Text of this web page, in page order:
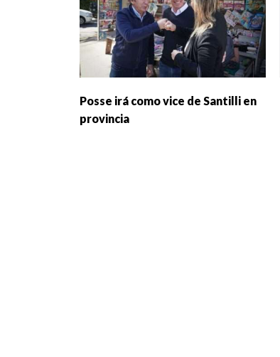
Posse irá como vice de Santilli en
provincia